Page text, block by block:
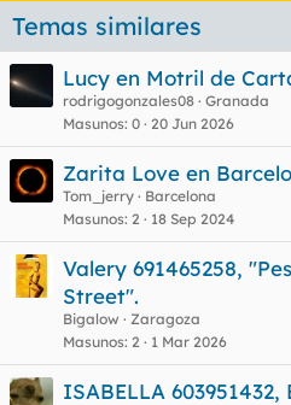
Temas similares
Lucy en Motril de
rodrigogonzales08 Granada
Masunos 0 20 Jun 2026
Zarita Love en
Tom_jerry
Barcelona
Masunos 2 18 Sep 2024
Valery 691465258,
Street".
Bigalow
Zaragoza
Masunos 2 1 Mar 2026
ISABELLA 603951432,